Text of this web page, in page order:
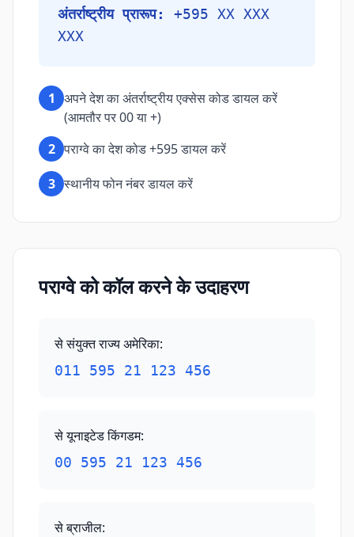
अंतर्राष्ट्रीय प्रारूप:
+595 XX XXX
XXX
1 अपने देश का अंतर्राष्ट्रीय एक्सेस कोड डायल करें
(आमतौर पर 00 या +)
2 पराग्वे का देश कोड +595 डायल करें
3 स्थानीय फोन नंबर डायल करें
पराग्वे को कॉल करने के उदाहरण
से संयुक्त राज्य अमेरिका:
011 595 21 123 456
से यूनाइटेड किंगडम:
00 595 21 123 456
से ब्राजील: